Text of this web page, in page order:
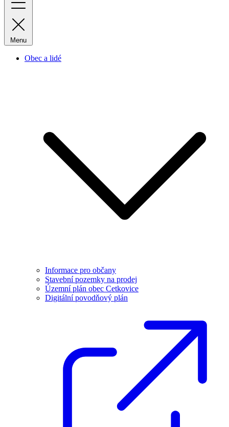
Menu
Obec a lidé
Informace pro občany
Stavební pozemky na prodej
Územní plán obec Cetkovice
Digitální povodňový plán